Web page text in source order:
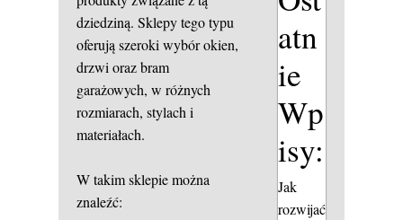
dziedziną. Sklepy tego typu
oferują szeroki wybór okien,
drzwi oraz bram
garażowych, w różnych
rozmiarach, stylach i
materiałach.
W takim sklepie można
znaleźć:
atn
ie
Wp
isy:
Jak
rozwijać